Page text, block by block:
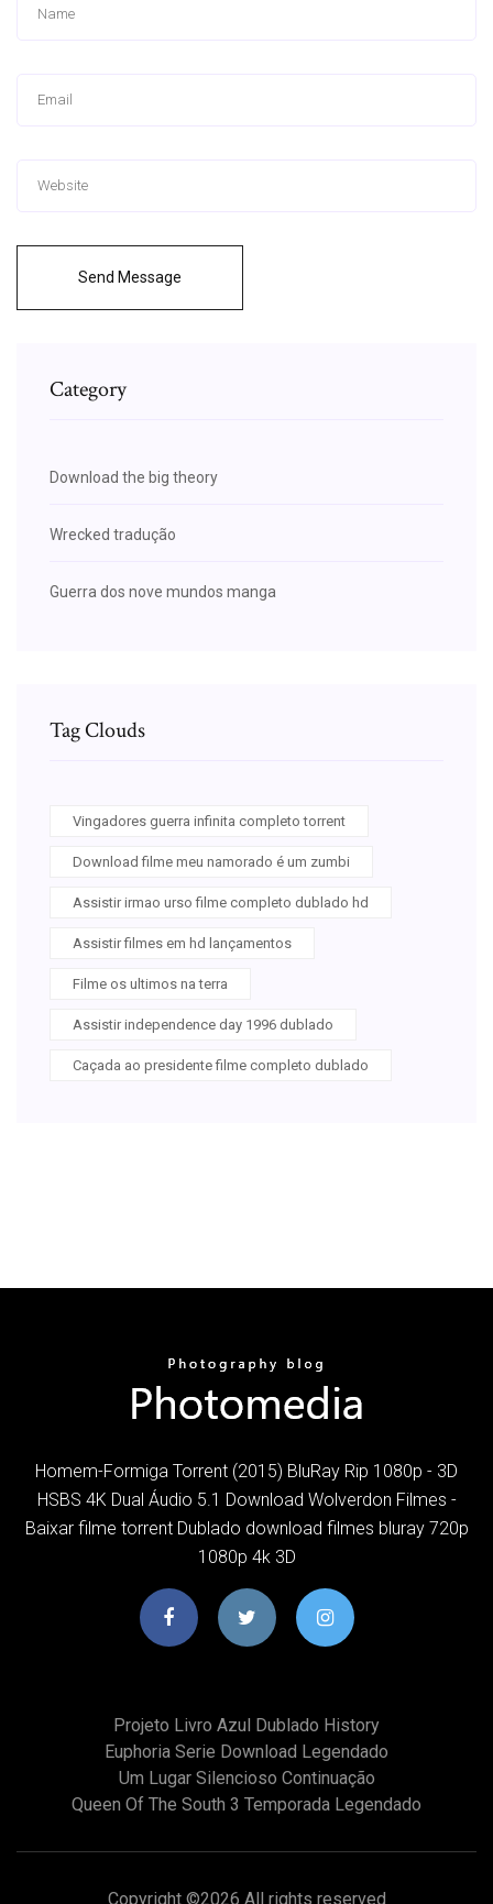
Send Message
Category
Download the big theory
Wrecked tradução
Guerra dos nove mundos manga
Tag Clouds
Vingadores guerra infinita completo torrent
Download filme meu namorado é um zumbi
Assistir irmao urso filme completo dublado hd
Assistir filmes em hd lançamentos
Filme os ultimos na terra
Assistir independence day 1996 dublado
Caçada ao presidente filme completo dublado
Homem-Formiga Torrent (2015) BluRay Rip 1080p - 3D
HSBS 4K Dual Áudio 5.1 Download Wolverdon Filmes -
Baixar filme torrent Dublado download filmes bluray 720p
1080p 4k 3D
Projeto Livro Azul Dublado History
Euphoria Serie Download Legendado
Um Lugar Silencioso Continuação
Queen Of The South 3 Temporada Legendado
Copyright ©2026 All rights reserved